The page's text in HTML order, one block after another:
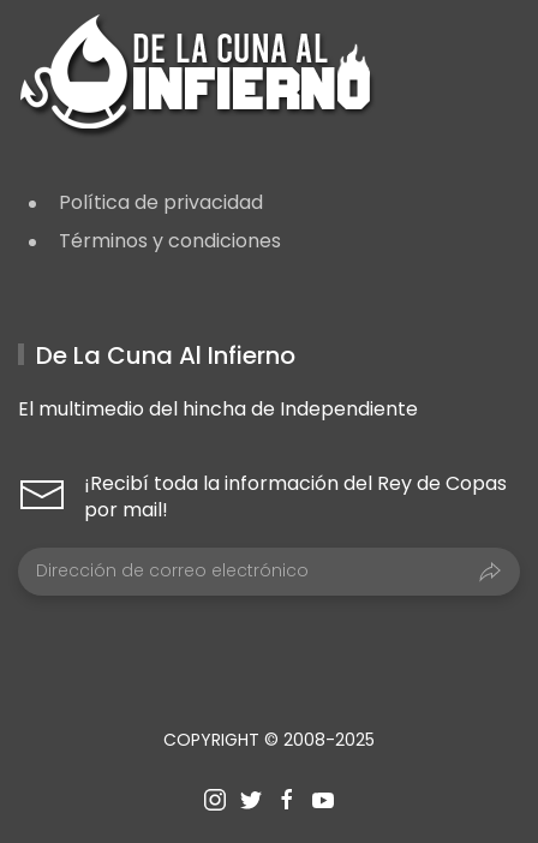
Política de privacidad
Términos y condiciones
De La Cuna Al Infierno
El multimedio del hincha de Independiente
¡Recibí toda la información del Rey de Copas
por mail!
COPYRIGHT © 2008-2025